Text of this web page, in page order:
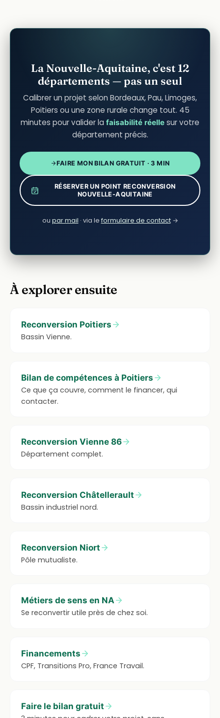
La Nouvelle-Aquitaine, c'est 12
départements — pas un seul
Calibrer un projet selon Bordeaux, Pau, Limoges,
Poitiers ou une zone rurale change tout. 45
minutes pour valider la faisabilité réelle sur votre
département précis.
FAIRE MON BILAN GRATUIT · 3 MIN
RÉSERVER UN POINT RECONVERSION
NOUVELLE-AQUITAINE
ou par mail · via le formulaire de contact→
À explorer ensuite
Reconversion Poitiers
Bassin Vienne.
Bilan de compétences à Poitiers
Ce que ça couvre, comment le financer, qui
contacter.
Reconversion Vienne 86
Département complet.
Reconversion Châtellerault
Bassin industriel nord.
Reconversion Niort
Pôle mutualiste.
Métiers de sens en NA
Se reconvertir utile près de chez soi.
Financements
CPF, Transitions Pro, France Travail.
Faire le bilan gratuit